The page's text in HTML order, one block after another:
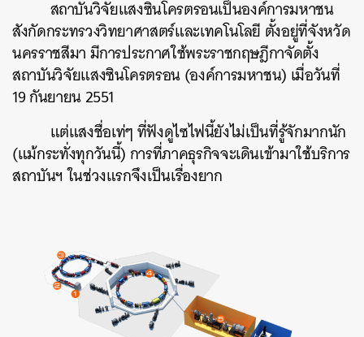
สถาบันวิจัยแสงซินโครตรอนเป็นองค์การมหาชน
สังกัดกระทรวงวิทยาศาสตร์และเทคโนโลยี ตั้งอยู่ที่จังหวัด
นครราชสีมา มีการประกาศใช้พระราชกฤษฎีกาจัดตั้ง
สถาบันวิจัยแสงซินโครตรอน (องค์การมหาชน) เมื่อวันที่
19 กันยายน 2551
แต่แสงชื่อเท่ๆ ที่ฟังดูไซไฟนี้ยังไม่เป็นที่รู้จักมากนัก
(แม้กระทั่งทุกวันนี้) การที่ภาคธุรกิจจะเดินเข้ามาใช้บริการ
สถาบันฯ ในช่วงแรกจึงเป็นเรื่องยาก